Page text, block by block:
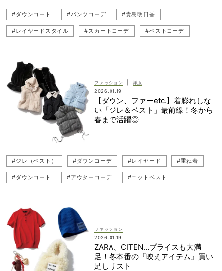
#ダウンコート #パンツコーデ #貴島明日香
#レイヤードスタイル #スカートコーデ #ベストコーデ
#キレイめ
#ジレコーデ（ベストコーデ） #ジレ（ベスト）
#レイヤード #ベスト
ファッション
洋服
2026.01.19
【ダウン、ファーetc.】着膨れしな
い「ジレ＆ベスト」最前線！冬から
春まで活躍◎
#ジレ（ベスト） #ダウンコーデ #レイヤード #重ね着
#ダウンコート #アウターコーデ #ニットベスト
#レイヤードスタイル
#スカートコーデ #中間アウター
#キレイめ #キレイめカジュアル #ミニスカ
#ニットベストコーデ #貴島明日香 #ジャケット
ファッション
2026.01.19
ZARA、CITEN…プライスも大満
足！冬本番の『映えアイテム』買い
足しリスト